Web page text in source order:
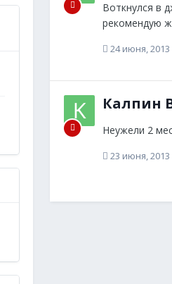
Воткнулся в
рекомендую
24 июня, 2013
Калпин
Неужели 2
23 июня, 2013